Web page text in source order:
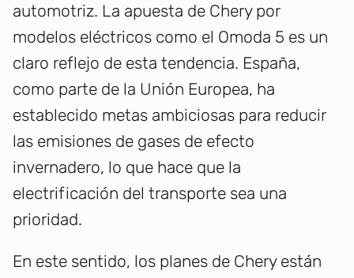
automotriz. La apuesta de Chery por
modelos eléctricos como el Omoda 5 es un
claro reflejo de esta tendencia. España,
como parte de la Unión Europea, ha
establecido metas ambiciosas para reducir
las emisiones de gases de efecto
invernadero, lo que hace que la
electrificación del transporte sea una
prioridad.
En este sentido, los planes de Chery están